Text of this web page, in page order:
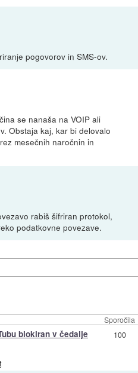
pogovorov in SMS-ov.
se nanaša na VOIP ali
Obstaja kaj, kar bi delovalo
mesečnih naročnin in
rabiš šifriran protokol,
podatkovne povezave.
Sporočila
blokiran v čedalje 100